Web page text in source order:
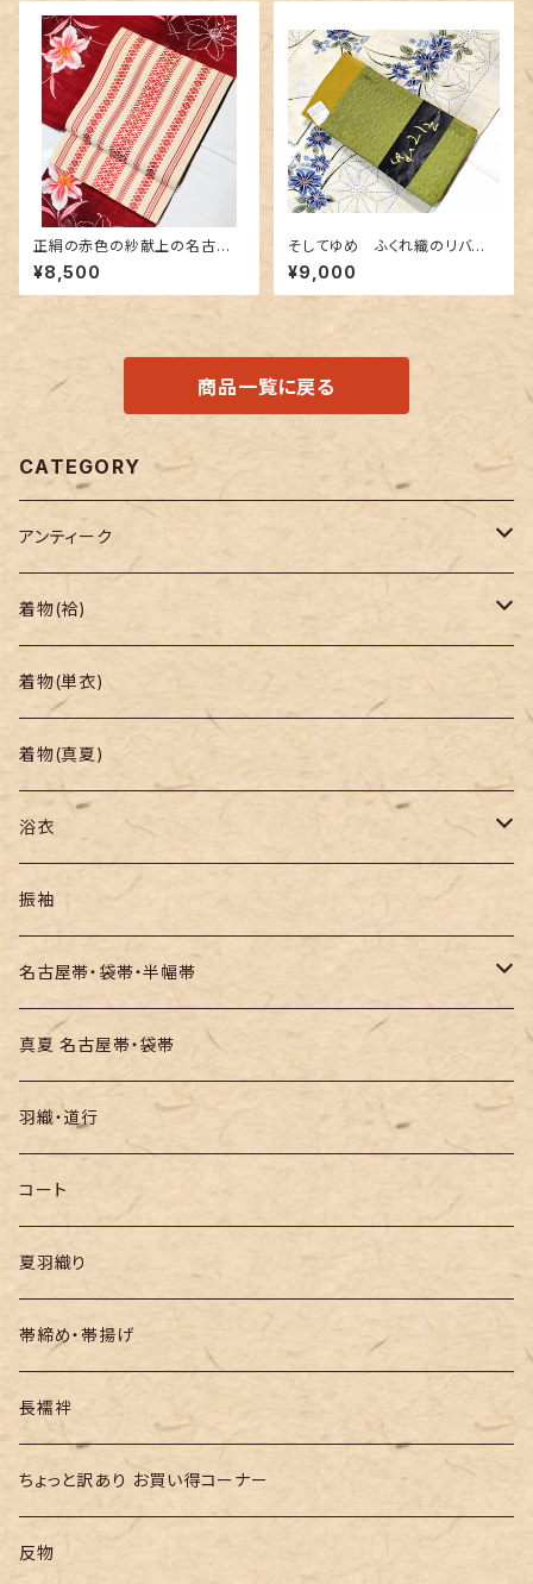
正絹の赤色の紗献上の名古屋
帯
¥8,500
そしてゆめ ふくれ織のリバー
シブル半幅帯 抹茶色×金茶色
¥9,000
商品一覧に戻る
CATEGORY
アンティーク
着物
帯
羽織り・道行
着物(袷)
小紋
色無地・江戸小紋
紬
訪問着・付下
お召し
着物(単衣)
着物(真夏)
浴衣
セオα・ポリ
木綿・綿麻
絞りの浴衣
振袖
名古屋帯・袋帯・半幅帯
名古屋帯
袋帯
半幅帯
真夏 名古屋帯・袋帯
羽織・道行
コート
夏羽織り
帯締め・帯揚げ
長襦袢
ちょっと訳あり お買い得コーナー
反物